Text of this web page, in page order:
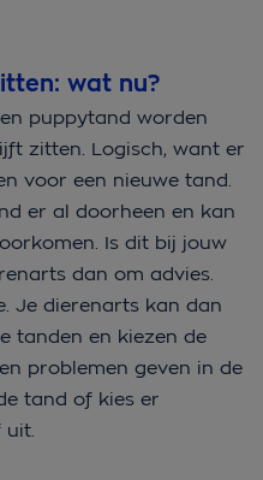
wat nu?
puppytand worden
zitten. Logisch, want er
voor een nieuwe tand.
er al doorheen en kan
Is dit bij jouw
dan om advies.
Je dierenarts kan dan
tanden en kiezen de
problemen geven in de
tand of kies er
uit.